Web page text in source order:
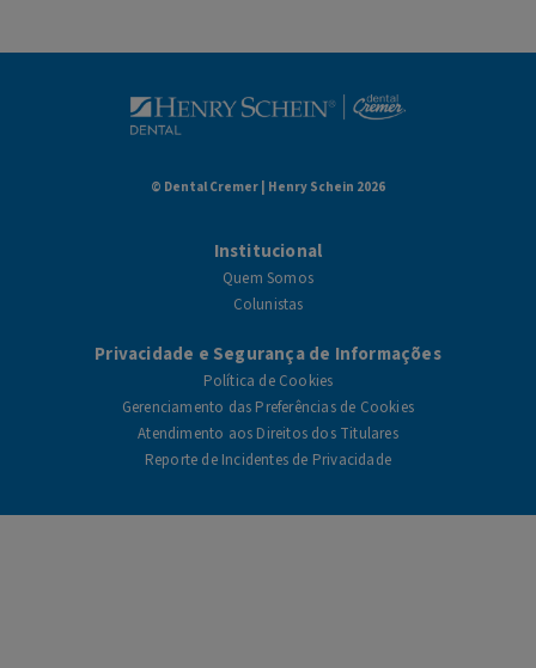
© Dental Cremer | Henry Schein 2026
Institucional
Quem Somos
Colunistas
Privacidade e Segurança de Informações
Política de Cookies
Gerenciamento das Preferências de Cookies
Atendimento aos Direitos dos Titulares
Reporte de Incidentes de Privacidade